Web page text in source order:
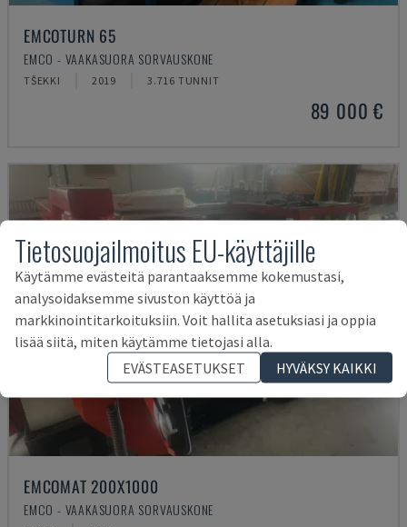
EMCOTURN 65
EMCO - VAAKASUORA SORVAUSKONE
TŠEKKI 2019 3.716 TUNNIT
89 000 €
EMCOMAT 200X1000
EMCO - VAAKASUORA SORVAUSKONE
Tietosuojailmoitus EU-käyttäjille
Käytämme evästeitä parantaaksemme kokemustasi,
analysoidaksemme sivuston käyttöä ja
markkinointitarkoituksiin. Voit hallita asetuksiasi ja oppia
lisää siitä, miten käytämme tietojasi alla.
EVÄSTEASETUKSET
HYVÄKSY KAIKKI